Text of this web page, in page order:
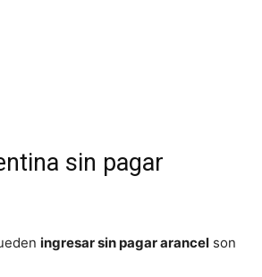
sin pagar
ingresar sin pagar arancel son